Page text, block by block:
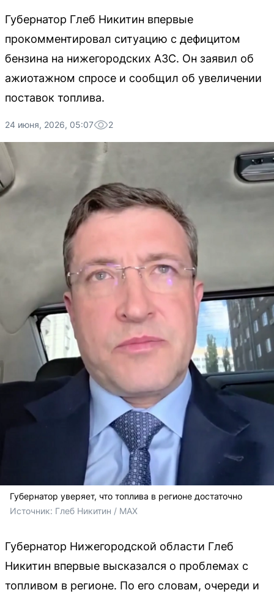
Губернатор Глеб Никитин впервые
прокомментировал ситуацию с дефицитом
бензина на нижегородских АЗС. Он заявил об
ажиотажном спросе и сообщил об увеличении
поставок топлива.
24 июня, 2026, 05:07 2
Губернатор уверяет, что топлива в регионе достаточно
Источник: Глеб Никитин / MAX
Губернатор Нижегородской области Глеб
Никитин впервые высказался о проблемах с
топливом в регионе. По его словам, очереди и